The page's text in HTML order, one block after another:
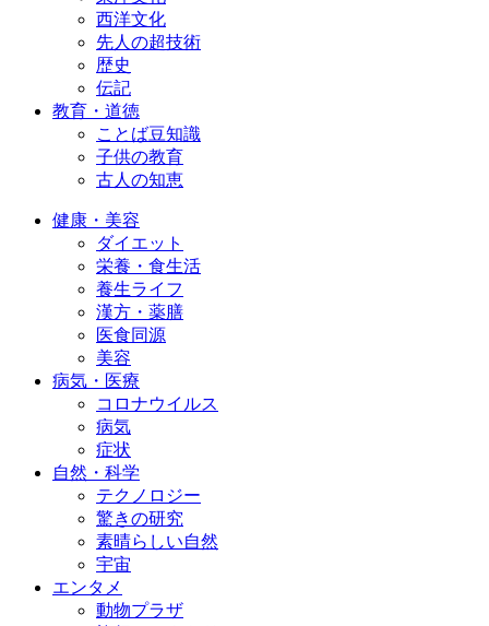
西洋文化
先人の超技術
歴史
伝記
教育・道徳
ことば豆知識
子供の教育
古人の知恵
健康・美容
ダイエット
栄養・食生活
養生ライフ
漢方・薬膳
医食同源
美容
病気・医療
コロナウイルス
病気
症状
自然・科学
テクノロジー
驚きの研究
素晴らしい自然
宇宙
エンタメ
動物プラザ